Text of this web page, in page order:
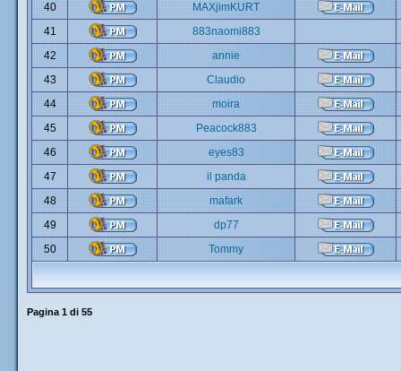
40
MAXjimKURT
41
883naomi883
42
annie
43
Claudio
44
moira
45
Peacock883
46
eyes83
47
il panda
48
mafark
49
dp77
50
Tommy
Pagina 1 di 55